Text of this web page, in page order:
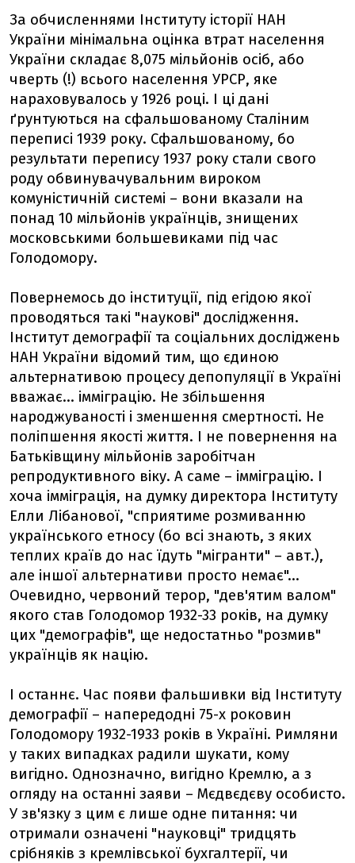
За обчисленнями Інституту історії НАН
України мінімальна оцінка втрат населення
України складає 8,075 мільйонів осіб, або
чверть (!) всього населення УРСР, яке
нараховувалось у 1926 році. І ці дані
ґрунтуються на сфальшованому Сталіним
переписі 1939 року. Сфальшованому, бо
результати перепису 1937 року стали свого
роду обвинувачувальним вироком
комуністичній системі – вони вказали на
понад 10 мільйонів українців, знищених
московськими большевиками під час
Голодомору.
Повернемось до інституції, під егідою якої
проводяться такі "наукові" дослідження.
Інститут демографії та соціальних досліджень
НАН України відомий тим, що єдиною
альтернативою процесу депопуляції в Україні
вважає... імміграцію. Не збільшення
народжуваності і зменшення смертності. Не
поліпшення якості життя. І не повернення на
Батьківщину мільйонів заробітчан
репродуктивного віку. А саме – імміграцію. І
хоча імміграція, на думку директора Інституту
Елли Лібанової, "сприятиме розмиванню
українського етносу (бо всі знають, з яких
теплих країв до нас їдуть "мігранти" – авт.),
але іншої альтернативи просто немає"...
Очевидно, червоний терор, "дев'ятим валом"
якого став Голодомор 1932-33 років, на думку
цих "демографів", ще недостатньо "розмив"
українців як націю.
І останнє. Час появи фальшивки від Інституту
демографії – напередодні 75-х роковин
Голодомору 1932-1933 років в Україні. Римляни
у таких випадках радили шукати, кому
вигідно. Однозначно, вигідно Кремлю, а з
огляду на останні заяви – Мєдвєдєву особисто.
У зв'язку з цим є лише одне питання: чи
отримали означені "науковці" тридцять
срібняків з кремлівської бухгалтерії, чи